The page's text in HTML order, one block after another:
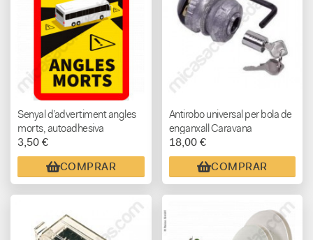
Senyal d’advertiment angles
morts, autoadhesiva
3,50 €
COMPRAR
Antirobo universal per bola de
enganxall Caravana
18,00 €
COMPRAR